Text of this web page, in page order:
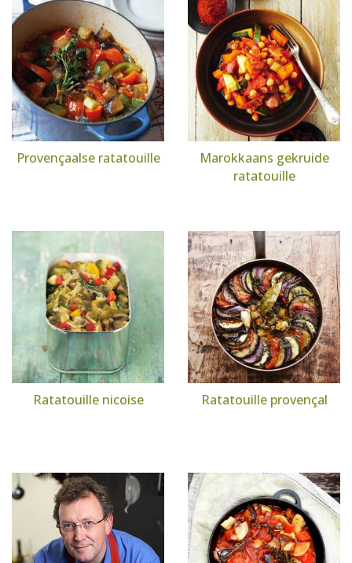
Provençaalse ratatouille
Marokkaans gekruide
ratatouille
Ratatouille nicoise Ratatouille provençal